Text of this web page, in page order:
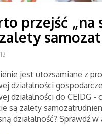
przejść „na
jest utożsamiane z
działalności
działalności do CEIDG -
są zalety
działalność? Sprawdź